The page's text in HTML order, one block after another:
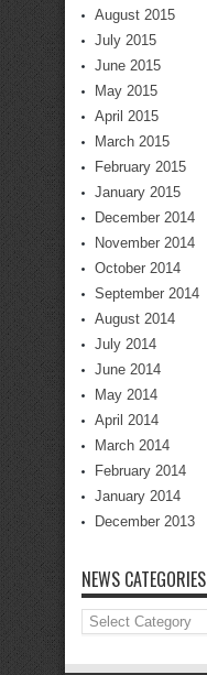
August 2015
July 2015
June 2015
May 2015
April 2015
March 2015
February 2015
January 2015
December 2014
November 2014
October 2014
September 2014
August 2014
July 2014
June 2014
May 2014
April 2014
March 2014
February 2014
January 2014
December 2013
NEWS CATEGORIES
News
Categories